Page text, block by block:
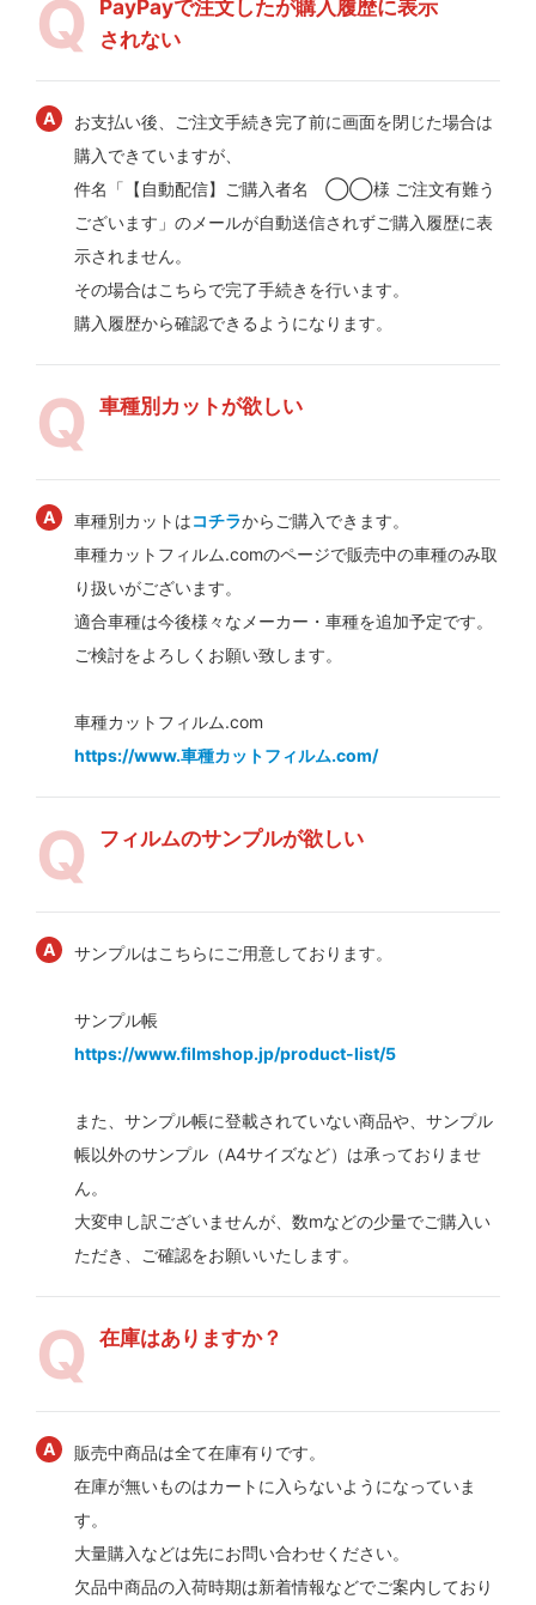
PayPayで注文したが購入履歴に表示
されない
お支払い後、ご注文手続き完了前に画面を閉じた場合は
購入できていますが、
件名「【自動配信】ご購入者名 ◯◯様 ご注文有難う
ございます」のメールが自動送信されずご購入履歴に表
示されません。
その場合はこちらで完了手続きを行います。
購入履歴から確認できるようになります。
車種別カットが欲しい
車種別カットはコチラからご購入できます。
車種カットフィルム.comのページで販売中の車種のみ取
り扱いがございます。
適合車種は今後様々なメーカー・車種を追加予定です。
ご検討をよろしくお願い致します。
車種カットフィルム.com
https://www.車種カットフィルム.com/
フィルムのサンプルが欲しい
サンプルはこちらにご用意しております。
サンプル帳
https://www.filmshop.jp/product-list/5
また、サンプル帳に登載されていない商品や、サンプル
帳以外のサンプル（A4サイズなど）は承っておりませ
ん。
大変申し訳ございませんが、数mなどの少量でご購入い
ただき、ご確認をお願いいたします。
在庫はありますか？
販売中商品は全て在庫有りです。
在庫が無いものはカートに入らないようになっていま
す。
大量購入などは先にお問い合わせください。
欠品中商品の入荷時期は新着情報などでご案内しており